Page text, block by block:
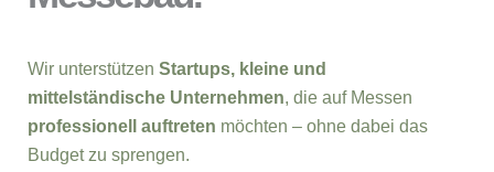
Wir unterstützen Startups, kleine und
mittelständische Unternehmen, die auf Messen
professionell auftreten möchten – ohne dabei das
Budget zu sprengen.